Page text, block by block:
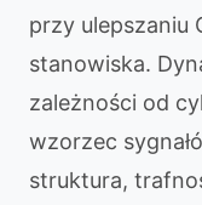
przy ulepszaniu
stanowiska.
zależności od
wzorzec
struktura,